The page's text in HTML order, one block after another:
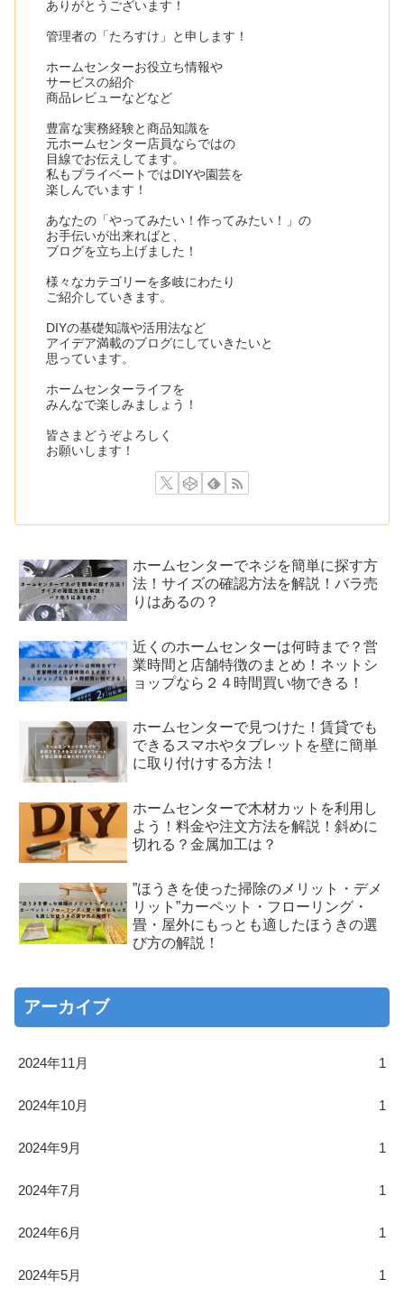
ありがとうございます！
管理者の「たろすけ」と申します！
ホームセンターお役立ち情報や
サービスの紹介
商品レビューなどなど
豊富な実務経験と商品知識を
元ホームセンター店員ならではの
目線でお伝えしてます。
私もプライベートではDIYや園芸を
楽しんでいます！
あなたの「やってみたい！作ってみたい！」の
お手伝いが出来ればと、
ブログを立ち上げました！
様々なカテゴリーを多岐にわたり
ご紹介していきます。
DIYの基礎知識や活用法など
アイデア満載のブログにしていきたいと
思っています。
ホームセンターライフを
みんなで楽しみましょう！
皆さまどうぞよろしく
お願いします！
ホームセンターでネジを簡単に探す方
法！サイズの確認方法を解説！バラ売
りはあるの？
近くのホームセンターは何時まで？営
業時間と店舗特徴のまとめ！ネットシ
ョップなら２４時間買い物できる！
ホームセンターで見つけた！賃貸でも
できるスマホやタブレットを壁に簡単
に取り付けする方法！
ホームセンターで木材カットを利用し
よう！料金や注文方法を解説！斜めに
切れる？金属加工は？
”ほうきを使った掃除のメリット・デメ
リット”カーペット・フローリング・
畳・屋外にもっとも適したほうきの選
び方の解説！
アーカイブ
2024年11月 1
2024年10月 1
2024年9月 1
2024年7月 1
2024年6月 1
2024年5月 1